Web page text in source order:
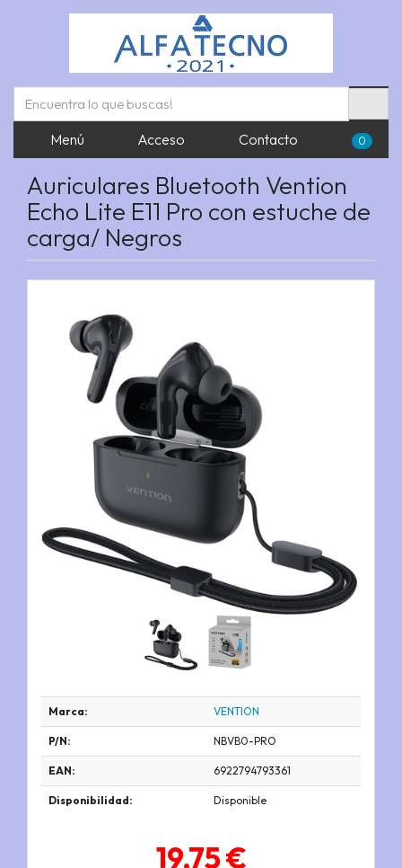
Menú Acceso Contacto 0
Auriculares Bluetooth Vention
Echo Lite E11 Pro con estuche de
carga/ Negros
Marca: VENTION
P/N: NBVB0-PRO
EAN: 6922794793361
Disponibilidad: Disponible
19,75 €